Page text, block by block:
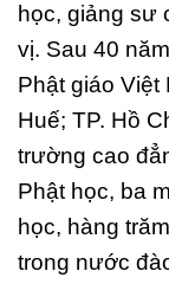
học, giảng sư
vị. Sau 40
Phật giáo Việt
Huế; TP. Hồ
trường cao
Phật học, ba
học, hàng
trong nước